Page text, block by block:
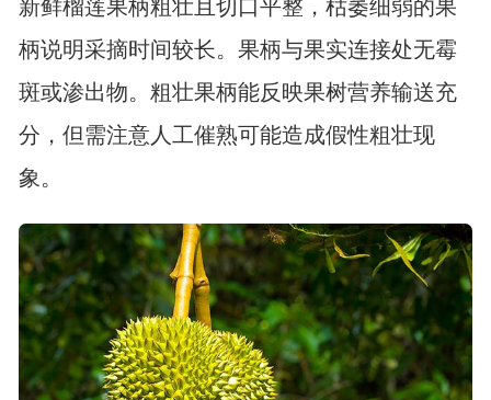
新鲜榴莲果柄粗壮且切口平整，枯萎细弱的果
柄说明采摘时间较长。果柄与果实连接处无霉
斑或渗出物。粗壮果柄能反映果树营养输送充
分，但需注意人工催熟可能造成假性粗壮现
象。